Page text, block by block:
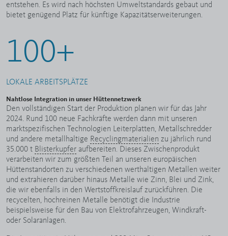
entstehen. Es wird nach höchsten Umweltstandards gebaut und
bietet genügend Platz für künftige Kapazitätserweiterungen.
100+
LOKALE ARBEITSPLÄTZE
Nahtlose Integration in unser Hüttennetzwerk
Den vollständigen Start der Produktion planen wir für das Jahr
2024. Rund 100 neue Fachkräfte werden dann mit unseren
marktspezifischen Technologien Leiterplatten, Metallschredder
und andere metallhaltige Recyclingmaterialien zu jährlich rund
35.000 t Blisterkupfer aufbereiten. Dieses Zwischenprodukt
verarbeiten wir zum größten Teil an unseren europäischen
Hüttenstandorten zu verschiedenen werthaltigen Metallen weiter
und extrahieren darüber hinaus Metalle wie Zinn, Blei und Zink,
die wir ebenfalls in den Wertstoffkreislauf zurückführen. Die
recycelten, hochreinen Metalle benötigt die Industrie
beispielsweise für den Bau von Elektrofahrzeugen, Windkraft-
oder Solaranlagen.